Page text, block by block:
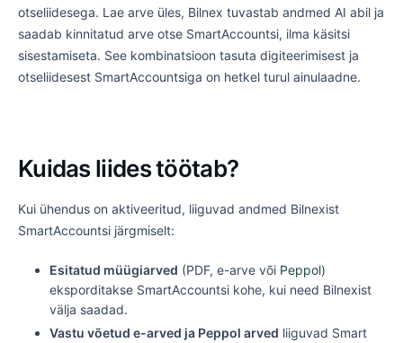
otseliidesega. Lae arve üles, Bilnex tuvastab andmed AI abil ja
saadab kinnitatud arve otse SmartAccountsi, ilma käsitsi
sisestamiseta. See kombinatsioon tasuta digiteerimisest ja
otseliidesest SmartAccountsiga on hetkel turul ainulaadne.
Kuidas liides töötab?
Kui ühendus on aktiveeritud, liiguvad andmed Bilnexist
SmartAccountsi järgmiselt:
Esitatud müügiarved (PDF, e-arve või Peppol)
eksporditakse SmartAccountsi kohe, kui need Bilnexist
välja saadad.
Vastu võetud e-arved ja Peppol arved liiguvad Smart